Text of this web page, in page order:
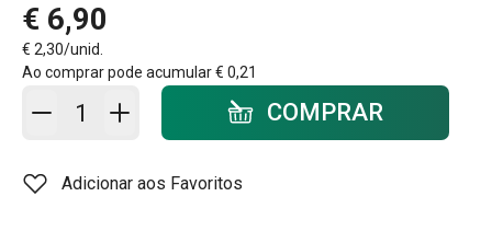
€ 6,90
€ 2,30/unid.
Ao comprar pode acumular€ 0,21
Adicionar ao carrinho - quantidadeCOMPRAR
Adicionar aos Favoritos